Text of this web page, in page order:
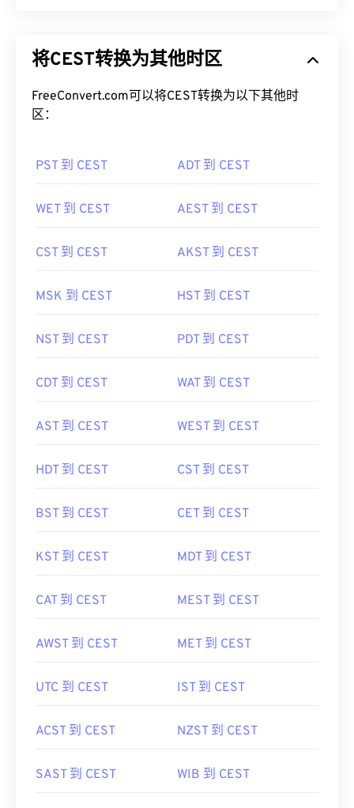
将CEST转换为其他时区
FreeConvert.com可以将CEST转换为以下其他时
区：
PST 到 CEST ADT 到 CEST
WET 到 CEST AEST 到 CEST
CST 到 CEST AKST 到 CEST
MSK 到 CEST HST 到 CEST
NST 到 CEST PDT 到 CEST
CDT 到 CEST WAT 到 CEST
AST 到 CEST WEST 到 CEST
HDT 到 CEST CST 到 CEST
BST 到 CEST CET 到 CEST
KST 到 CEST MDT 到 CEST
CAT 到 CEST MEST 到 CEST
AWST 到 CEST MET 到 CEST
UTC 到 CEST IST 到 CEST
ACST 到 CEST NZST 到 CEST
SAST 到 CEST WIB 到 CEST